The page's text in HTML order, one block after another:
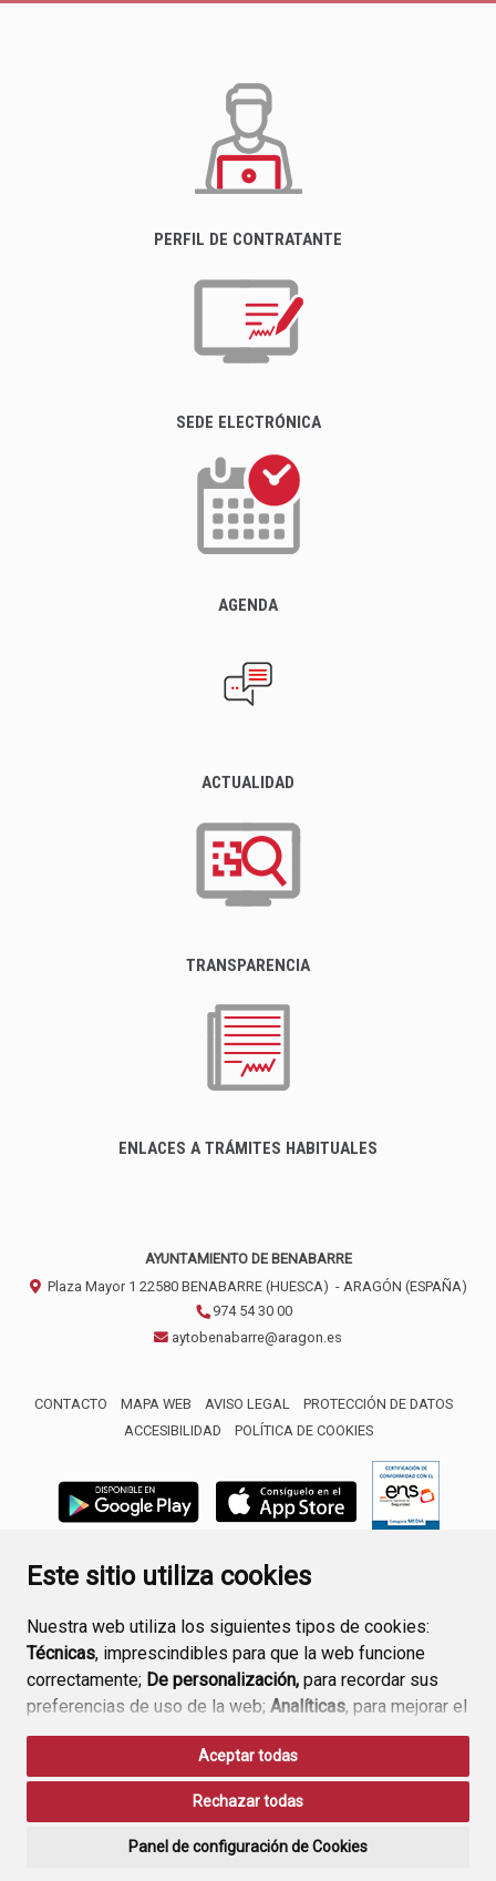
Este sitio utiliza cookies
Nuestra web utiliza los siguientes tipos de cookies:
Técnicas, imprescindibles para que la web funcione
correctamente; De personalización, para recordar sus
preferencias de uso de la web; Analíticas, para mejorar el
funcionamiento de la web y sus servicios.
Si acepta pulsando el botón“Aceptar todas”
consideramos que acepta su uso. Si pulsa el botón
ninguna acción, se guardarán las cookies técnicas
Aceptar todas
Rechazar todas
Panel de configuración de Cookies
PERFIL DE CONTRATANTE
SEDE ELECTRÓNICA
AGENDA
ACTUALIDAD
TRANSPARENCIA
ENLACES A TRÁMITES HABITUALES
AYUNTAMIENTO DE BENABARRE
Plaza Mayor 1 22580 BENABARRE (HUESCA) - ARAGÓN (ESPAÑA)
974 54 30 00
aytobenabarre@aragon.es
CONTACTO MAPA WEB AVISO LEGAL
PROTECCIÓN DE DATOS
ACCESIBILIDAD
POLÍTICA DE COOKIES